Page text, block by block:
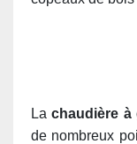
Lachaudière à
de nombreux